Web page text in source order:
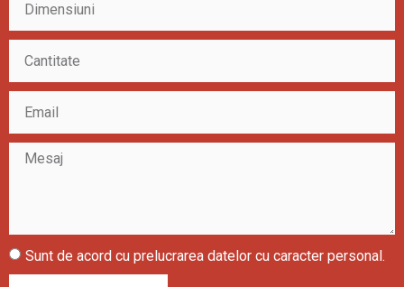
Sunt de acord cu prelucrarea datelor cu caracter personal.